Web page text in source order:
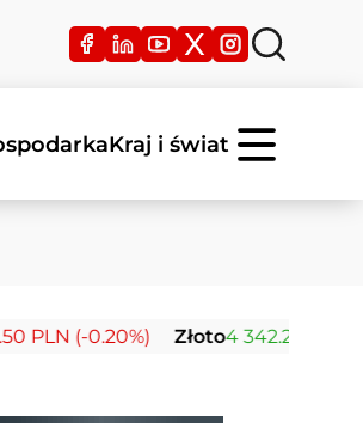
Kraj i świat
(-0.20%) Złoto 4 342.26 USD (0.00%)